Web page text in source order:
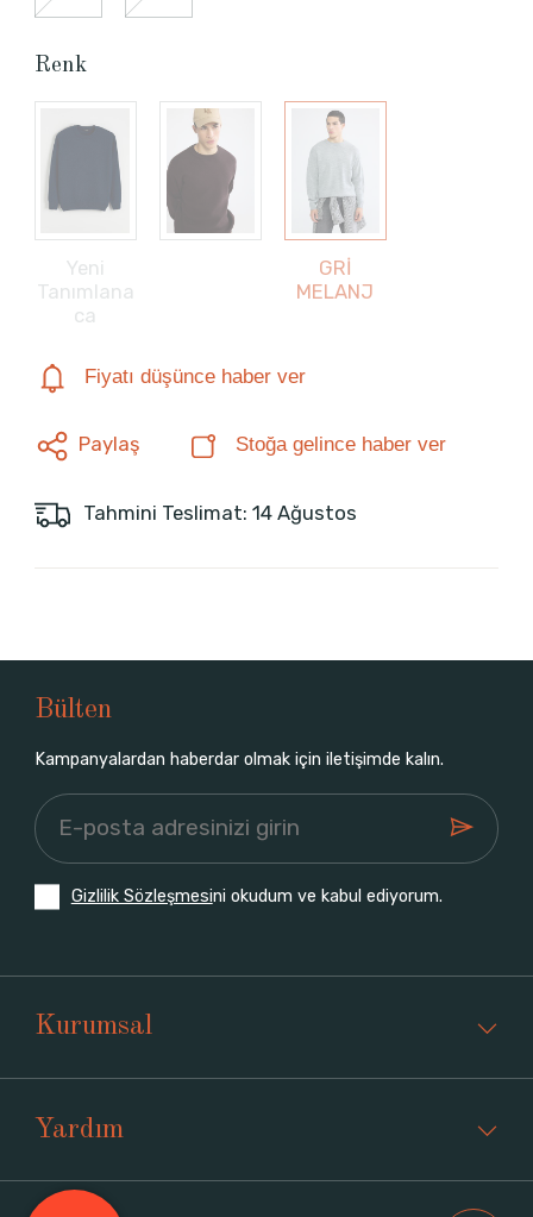
Renk
Yeni
Tanımlana
ca
GRİ
MELANJ
Fiyatı düşünce haber ver
Paylaş Stoğa gelince haber ver
Tahmini Teslimat: 14 Ağustos
Bülten
Kampanyalardan haberdar olmak için iletişimde kalın.
Gizlilik Sözleşmesini okudum ve kabul ediyorum.
Kurumsal
Yardım